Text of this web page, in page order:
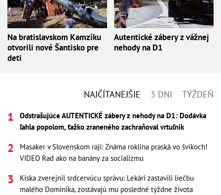
Na bratislavskom Kamzíku
otvorili nové Šantisko pre
deti
Autentické zábery z vážnej
nehody na D1
NAJČÍTANEJŠIE 3 DNI TÝŽDEŇ
Odstrašujúce AUTENTICKÉ zábery z nehody na D1: Dodávka
ľahla popolom, ťažko zraneného zachraňoval vrtuľník
Masaker v Slovenskom raji: Známa roklina praská vo švíkoch!
VIDEO Rad ako na banány za socializmu
Kiska zverejnil srdcervúcu správu: Lekári zastavili liečbu
malého Dominika, zostávajú mu posledné týždne života